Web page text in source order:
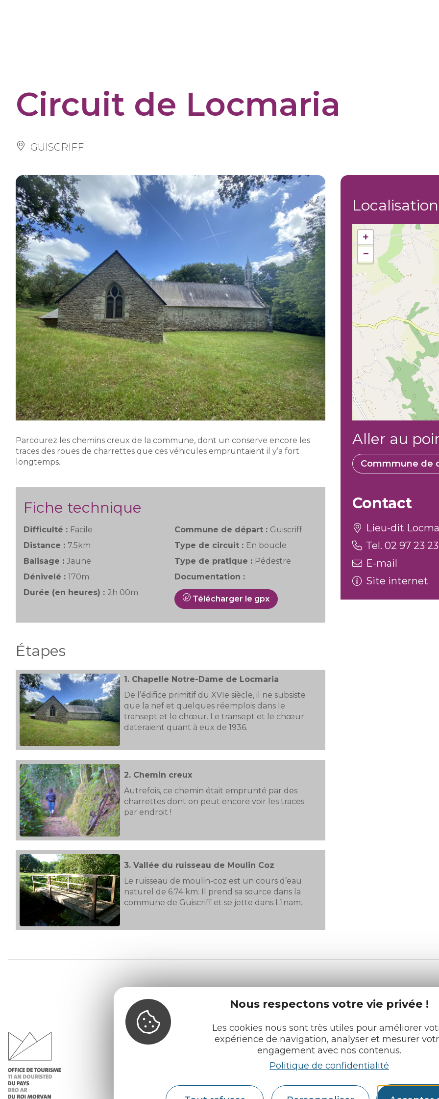
Nous respectons votre vie privée !
Les cookies nous sont très utiles pour améliorer
expérience de navigation, analyser et mesurer
engagement avec nos contenus.
Politique de confidentialité
Circuit de Locmaria
GUISCRIFF
Parcourez les chemins creux de la commune, dont un conserve encore les
traces des roues de charrettes que ces véhicules empruntaient il y’a fort
longtemps.
Fiche technique
Difficulté : Facile
Distance : 7.5km
Balisage : Jaune
Dénivelé : 170m
Durée (en heures) : 2h 00m
Commune de départ : Guiscriff
Type de circuit : En boucle
Type de pratique : Pédestre
Documentation :
Télécharger le gpx
Étapes
1. Chapelle Notre-Dame de Locmaria
De l’édifice primitif du XVIe siècle, il ne subsiste
que la nef et quelques réemplois dans le
transept et le chœur. Le transept et le chœur
dateraient quant à eux de 1936.
2. Chemin creux
Autrefois, ce chemin était emprunté par des
charrettes dont on peut encore voir les traces
par endroit !
3.Vallée du ruisseau de Moulin Coz
Le ruisseau de moulin-coz est un cours d’eau
naturel de 6.74 km. Il prend sa source dans la
commune de Guiscriff et se jette dans L’Inam.
Localisation
+
−
Aller au
Commmune de
Contact
Lieu-dit
Tel. 02 97 23
E-mail
Site internet
du Pays du roi
Espace pro
Partenaires